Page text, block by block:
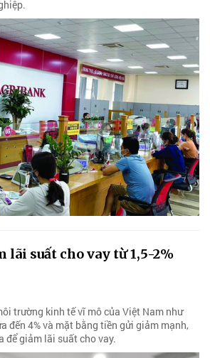
lãi suất cho vay từ 1,5-2%
trường kinh tế vĩ mô của Việt Nam như
đến 4% và mặt bằng tiền gửi giảm mạnh,
để giảm lãi suất cho vay.